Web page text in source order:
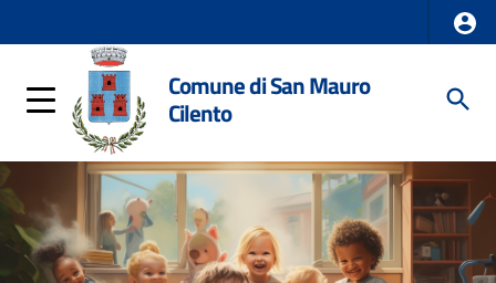
Comune di San Mauro
Cilento